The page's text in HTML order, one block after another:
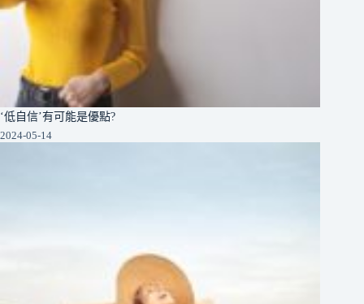
‘低自信’有可能是優點?
2024-05-14